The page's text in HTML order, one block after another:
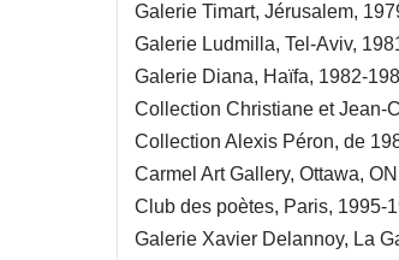
Galerie Timart, Jérusalem,
Galerie Ludmilla, Tel-Aviv,
Galerie Diana, Haïfa, 1982-
Collection Christiane et Jean-
Collection Alexis Péron, de
Carmel Art Gallery, Ottawa,
Club des poètes, Paris, 1995-
Galerie Xavier Delannoy, La